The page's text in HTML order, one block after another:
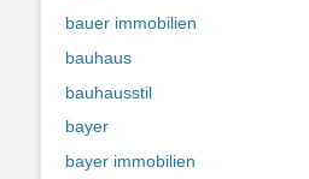
bauer immobilien
bauhaus
bauhausstil
bayer
bayer immobilien